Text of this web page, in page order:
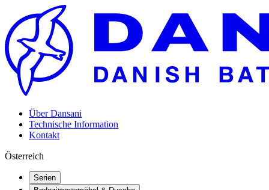
Über Dansani
Technische Information
Kontakt
Österreich
Serien